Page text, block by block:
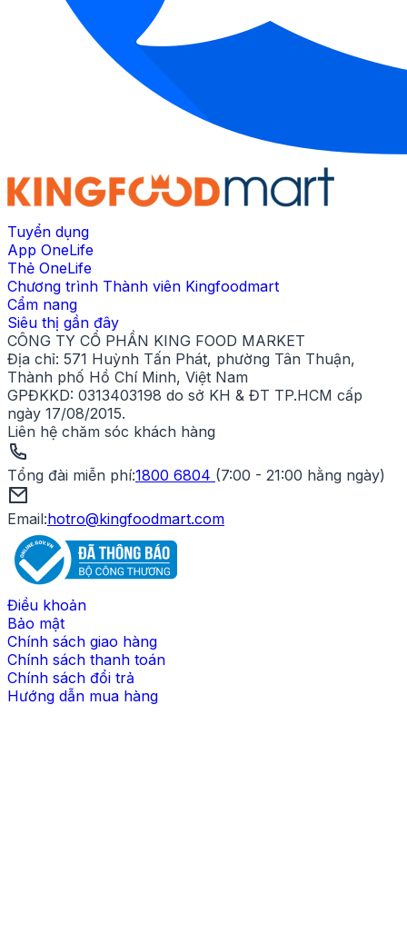
Tuyển dụng
App OneLife
Thẻ OneLife
Chương trình Thành viên Kingfoodmart
Cẩm nang
Siêu thị gần đây
CÔNG TY CỔ PHẦN KING FOOD MARKET
Địa chỉ: 571 Huỳnh Tấn Phát, phường Tân Thuận,
Thành phố Hồ Chí Minh, Việt Nam
GPĐKKD: 0313403198 do sở KH & ĐT TP.HCM cấp
ngày 17/08/2015.
Liên hệ chăm sóc khách hàng
Tổng đài miễn phí:1800 6804 (7:00 - 21:00 hằng ngày)
Email:hotro@kingfoodmart.com
Điều khoản
Bảo mật
Chính sách giao hàng
Chính sách thanh toán
Chính sách đổi trả
Hướng dẫn mua hàng